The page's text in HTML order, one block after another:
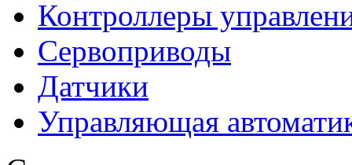
Контроллеры
Сервоприводы
Датчики
Управляющая